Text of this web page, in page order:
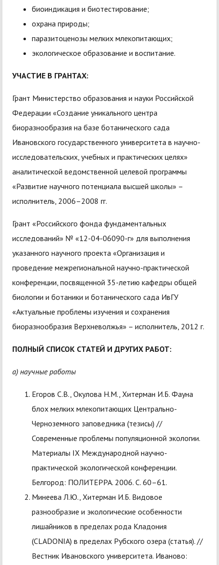
биоиндикация и биотестирование;
охрана природы;
паразитоценозы мелких млекопитающих;
экологическое образование и воспитание.
УЧАСТИЕ В ГРАНТАХ:
Грант Министерство образования и науки Российской
Федерации «Создание уникального центра
биоразнообразия на базе ботанического сада
Ивановского государственного университета в научно-
исследовательских, учебных и практических целях»
аналитической ведомственной целевой программы
«Развитие научного потенциала высшей школы» –
исполнитель, 2006–2008 гг.
Грант «Российского фонда фундаментальных
исследований» № «12-04-06090-г» для выполнения
указанного научного проекта «Организация и
проведение межрегиональной научно-практической
конференции, посвященной 35-летию кафедры общей
биологии и ботаники и ботанического сада ИвГУ
«Актуальные проблемы изучения и сохранения
биоразнообразия Верхневолжья» – исполнитель, 2012 г.
ПОЛНЫЙ СПИСОК СТАТЕЙ И ДРУГИХ РАБОТ:
а) научные работы
Егоров С.В., Окулова Н.М., Хитерман И.Б. Фауна
блох мелких млекопитающих Центрально-
Черноземного заповедника (тезисы) //
Современные проблемы популяционной экологии.
Материалы IX Международной научно-
практической экологической конференции.
Белгород: ПОЛИТЕРРА. 2006. С. 60–61.
Минеева Л.Ю., Хитерман И.Б. Видовое
разнообразие и экологические особенности
лишайников в пределах рода Кладония
(CLADONIA) в пределах Рубского озера (статья). //
Вестник Ивановского университета. Иваново: